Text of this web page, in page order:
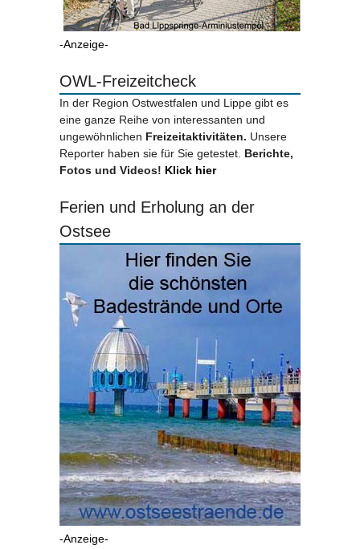
-Anzeige-
OWL-Freizeitcheck
In der Region Ostwestfalen und Lippe gibt es
eine ganze Reihe von interessanten und
ungewöhnlichen Freizeitaktivitäten. Unsere
Reporter haben sie für Sie getestet. Berichte,
Fotos und Videos! Klick hier
Ferien und Erholung an der
Ostsee
-Anzeige-